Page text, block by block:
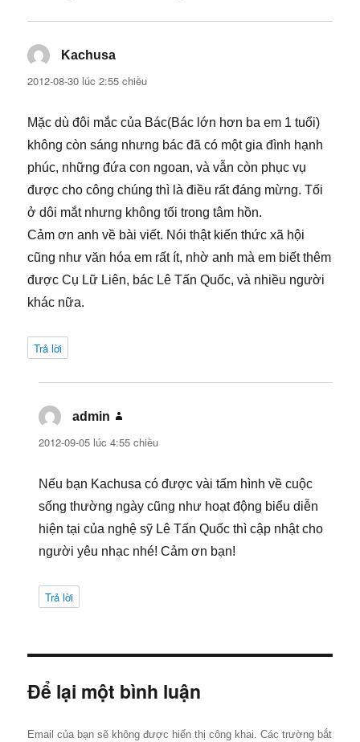
Kachusa
2012-08-30 lúc 2:55 chiều
Mặc dù đôi mắc của Bác(Bác lớn hơn ba em 1 tuổi)
không còn sáng nhưng bác đã có một gia đình hạnh
phúc, những đứa con ngoan, và vẫn còn phục vụ
được cho công chúng thì là điều rất đáng mừng. Tối
ở dôi mắt nhưng không tối trong tâm hồn.
Cảm ơn anh về bài viết. Nói thật kiến thức xã hội
cũng như văn hóa em rất ít, nhờ anh mà em biết thêm
được Cụ Lữ Liên, bác Lê Tấn Quốc, và nhiều người
khác nữa.
Trả lời
admin
2012-09-05 lúc 4:55 chiều
Nếu bạn Kachusa có được vài tấm hình về cuộc
sống thường ngày cũng như hoạt động biểu diễn
hiện tại của nghệ sỹ Lê Tấn Quốc thì cập nhật cho
người yêu nhạc nhé! Cảm ơn bạn!
Trả lời
Để lại một bình luận
Email của bạn sẽ không được hiển thị công khai.
Các trường bắt